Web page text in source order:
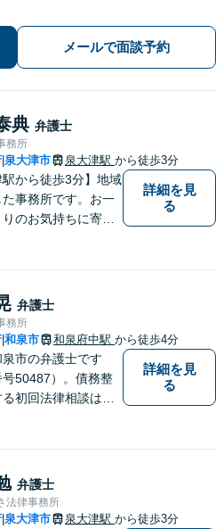
す【完全個室】
メールで面談予約
典 弁護士
務所
泉大津市 泉大津駅 から徒歩3分
駅から徒歩3分】地域
た事務所です。お一
のお気持ちに寄り
詳細を見
る
弁護士
務所
和泉市 和泉府中駅 から徒歩4分
市の弁護士です
号50487）。債務整
初回法律相談は無
詳細を見
る
弁護士
法律事務所
泉大津市 泉大津駅 から徒歩3分